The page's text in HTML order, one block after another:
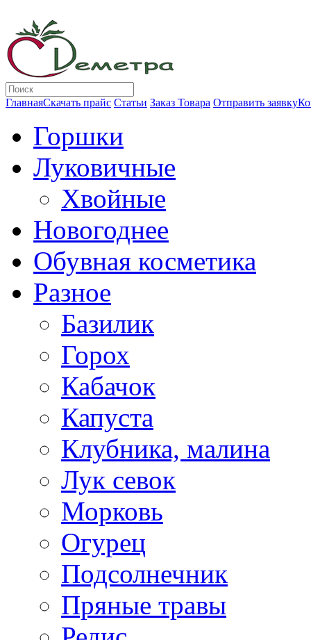
ГлавнаяСкачать прайс Статьи Заказ Товара Отправить заявку
Горшки
Луковичные
Хвойные
Новогоднее
Обувная косметика
Разное
Базилик
Горох
Кабачок
Капуста
Клубника, малина
Лук севок
Морковь
Огурец
Подсолнечник
Пряные травы